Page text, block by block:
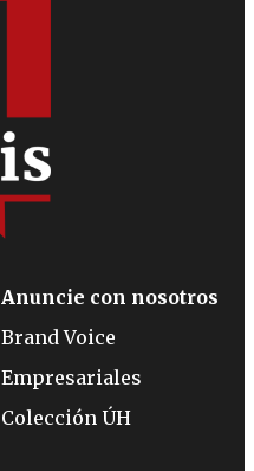
Anuncie con nosotros
Brand Voice
Empresariales
Colección ÚH